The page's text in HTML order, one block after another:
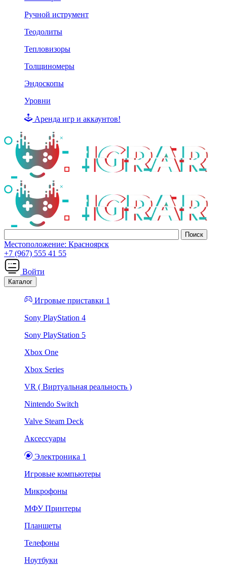
Ручной иструмент
Теодолиты
Тепловизоры
Толщиномеры
Эндоскопы
Уровни
Аренда игр и аккаунтов!
Местоположение: Красноярск
+7 (967) 555 41 55
Войти
Каталог
Игровые приставки 1
Sony PlayStation 4
Sony PlayStation 5
Xbox One
Xbox Series
VR ( Виртуальная реальность )
Nintendo Switch
Valve Steam Deck
Аксессуары
Электроника 1
Игровые компьютеры
Микрофоны
МФУ Принтеры
Планшеты
Телефоны
Ноутбуки